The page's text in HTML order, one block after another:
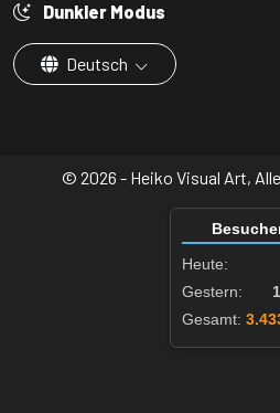
Dunkler Modus
Deutsch
© 2026 - Heiko Visual Art,
Heute:
Gestern:
Gesamt: